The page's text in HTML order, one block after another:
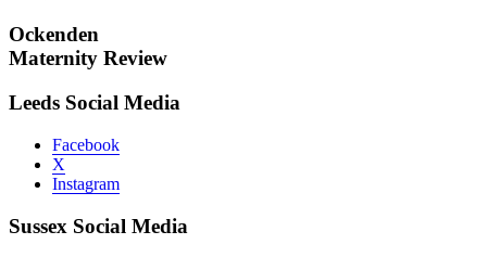
Ockenden
Maternity Review
Leeds Social Media
Facebook
X
Instagram
Sussex Social Media